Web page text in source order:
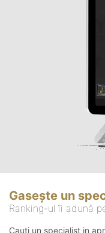
Gasește un
Ranking-ul îi adună
Cauți un specialist in